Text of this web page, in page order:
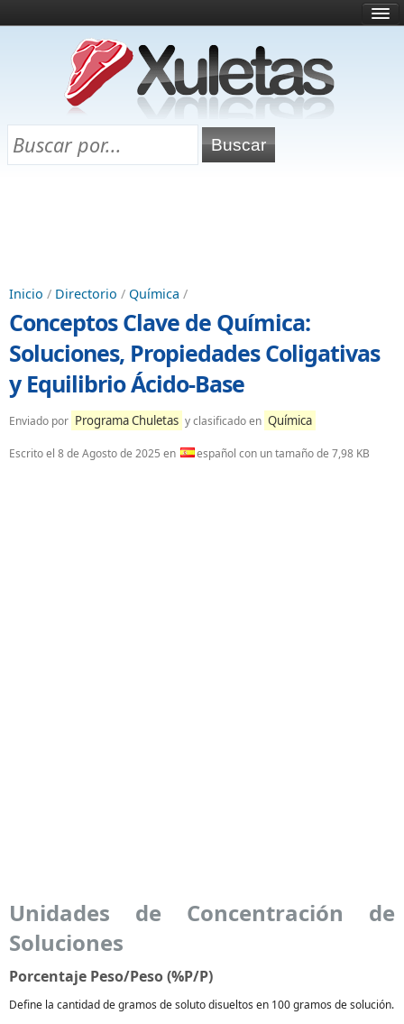
¿Qué es esto?
Directorio
Chuletas para exámenes
Inicio / Directorio / Química /
Conceptos Clave de Química:
Soluciones, Propiedades Coligativas
y Equilibrio Ácido-Base
Enviado por Programa Chuletas y clasificado en Química
Escrito el 8 de Agosto de 2025 en español con un tamaño de 7,98 KB
Unidades de Concentración de
Soluciones
Porcentaje Peso/Peso (%P/P)
Define la cantidad de gramos de soluto disueltos en 100 gramos de solución.